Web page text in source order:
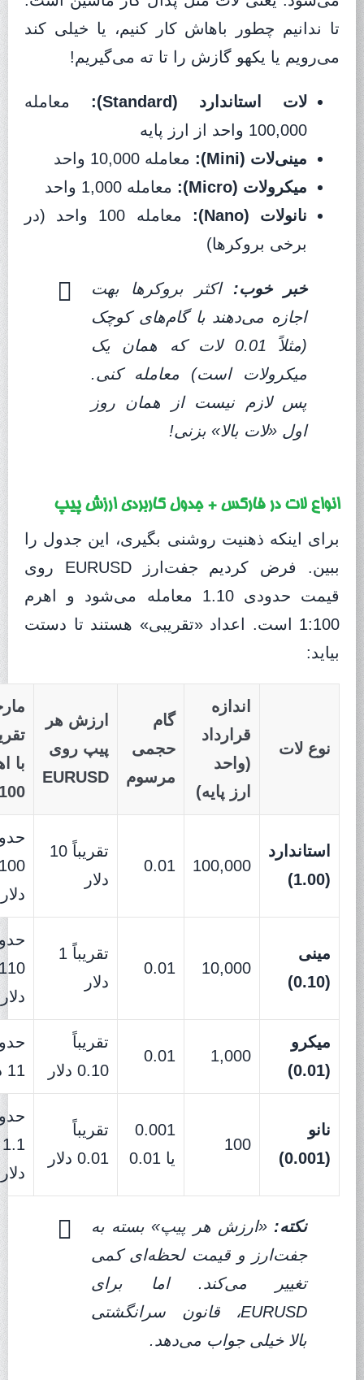
تا ندانیم چطور باهاش کار کنیم، یا خیلی کند
می‌رویم یا یکهو گازش را تا ته می‌گیریم!
لات استاندارد (Standard):
معامله
100,000 واحد از ارز پایه
مینی‌لات (Mini):
معامله 10,000 واحد
میکرو‌لات (Micro):
معامله 1,000 واحد
نانو‌لات (Nano):
معامله 100 واحد (در
برخی بروکرها)
خبر خوب: اکثر بروکرها بهت
اجازه می‌دهند با گام‌های کوچک
(مثلاً 0.01 لات که همان یک
میکرو‌لات است) معامله کنی.
پس لازم نیست از همان روز
اول «لات بالا» بزنی!
انواع لات در فارکس + جدول کاربردی ارزش پیپ
برای اینکه ذهنیت روشنی بگیری، این جدول را
ببین. فرض کردیم جفت‌ارز EURUSD روی
قیمت حدودی 1.10 معامله می‌شود و اهرم
1:100 است. اعداد «تقریبی» هستند تا دستت
بیاید:
نوع لات
اندازه
قرارداد
(واحد
ارز پایه)
گام
حجمی
مرسوم
ارزش هر
پیپ روی
EURUSD
با
استاندارد
(1.00)
100,000
0.01
تقریباً 10
دلار
دلار
مینی
(0.10)
10,000
0.01
تقریباً 1
دلار
دلار
میکرو
(0.01)
1,000
0.01
تقریباً
0.10 دلار
11 دلار
نانو
(0.001)
100
0.001
یا 0.01
تقریباً
0.01 دلار
1.1
دلار
نکته: «ارزش هر پیپ» بسته به
جفت‌ارز و قیمت لحظه‌ای کمی
تغییر می‌کند. اما برای
EURUSD، قانون سرانگشتی
بالا خیلی جواب می‌دهد.